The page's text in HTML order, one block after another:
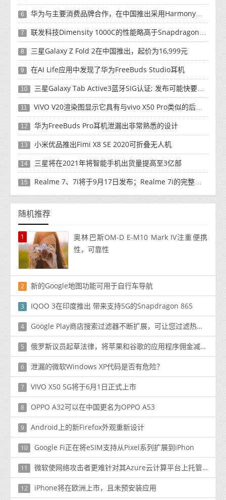
6 华为与主要消费品牌合作，在中国推出采用HarmonyOS 2.0的智能家居产品
7 联发科技Dimensity 1000C的性能略高于Snapdragon 765G
8 三星Galaxy Z Fold 2在中国推出，起价为16,999元
9 在AI Life应用中发现了华为FreeBuds Studio耳机
10 三星Galaxy Tab Active3蓝牙SIG认证; 发布可能快要结束了
11 ViVO V20渲染图显示它具有与vivo X50 Pro类似的后部设计
12 华为FreeBuds Pro耳机泄漏出非常熟悉的设计
13 小米优品推出Fimi X8 SE 2020可折叠无人机
14 三星将在2021年将智能手机出货量提高至3亿部
15 Realme 7、7i将于9月17日发布；Realme 7i的完整规格并导致泄漏
随机推荐
1
奥林巴斯OM-D E-M10 Mark IV注重便携
性，可靠性
2 新的Google地图功能可用于自行车导航
3 IQOO 3在印度推出 带来支持5G的Snapdragon 865
4 Google Play商店搜索过滤器不断扩展，可让您过滤热门和新应用
5 俄罗斯议员起草法律，将苹果和谷歌的应用程序佣金减少到20％
6 泄漏的微软Windows XP代码是否有危险？
7 VIVO X50 5G将于6月1日正式上市
8 OPPO A32可以在中国更名为OPPO A53
9 Android上的新Firefox外观重新设计
10 Google Fi正在将eSIM支持从Pixel系列扩展到iPhon
11 微软使网络攻击者更难针对其Azure云计算平台上托管的Web应用程序
12 iPhone将在欧洲上市，且未预安装应用